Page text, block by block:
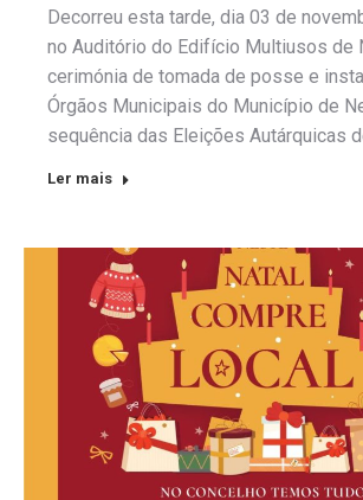
Decorreu esta tarde, dia 03 de
no Auditório do Edifício Multiusos de
cerimónia de tomada de posse e
Órgãos Municipais do Município de
sequência das Eleições Autárquicas
Ler mais